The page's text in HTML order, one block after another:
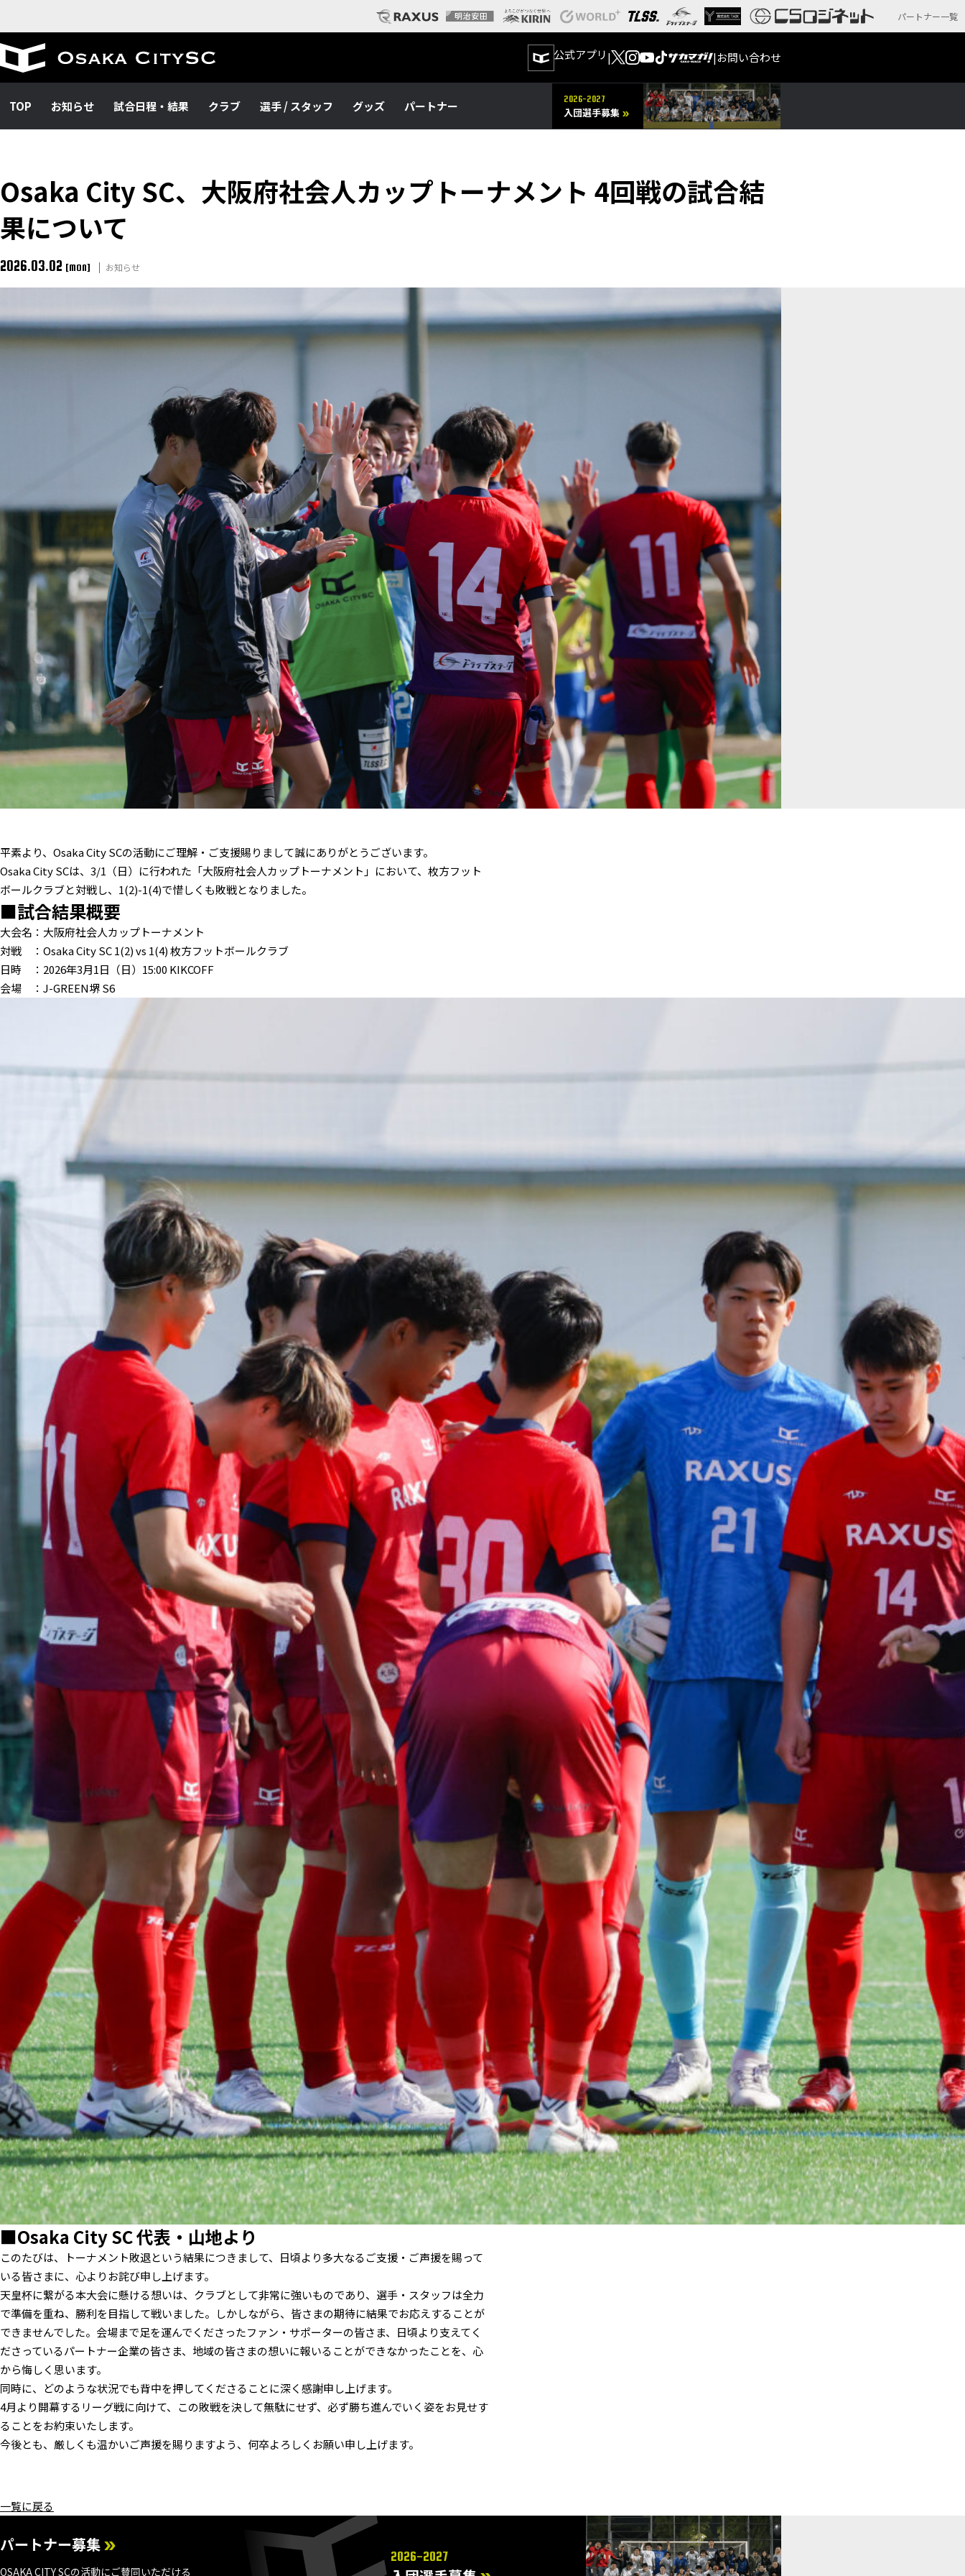
パートナー一覧
公式アプリ| |お問い合わせ
TOP お知らせ 試合日程・結果 クラブ 選手 / スタッフ グッズ パートナー 2026-2027
入団選手募集
Osaka City SC、大阪府社会人カップトーナメント 4回戦の試合結
果について
2026.03.02 [MON] お知らせ
平素より、Osaka City SCの活動にご理解・ご支援賜りまして誠にありがとうございます。
Osaka City SCは、3/1（日）に行われた「大阪府社会人カップトーナメント」において、枚方フット
ボールクラブと対戦し、1(2)-1(4)で惜しくも敗戦となりました。
■試合結果概要
大会名：大阪府社会人カップトーナメント
対戦 ：Osaka City SC 1(2) vs 1(4) 枚方フットボールクラブ
日時 ：2026年3月1日（日）15:00 KIKCOFF
会場 ：J-GREEN堺 S6
■Osaka City SC 代表・山地より
このたびは、トーナメント敗退という結果につきまして、日頃より多大なるご支援・ご声援を賜って
いる皆さまに、心よりお詫び申し上げます。
天皇杯に繋がる本大会に懸ける想いは、クラブとして非常に強いものであり、選手・スタッフは全力
で準備を重ね、勝利を目指して戦いました。しかしながら、皆さまの期待に結果でお応えすることが
できませんでした。会場まで足を運んでくださったファン・サポーターの皆さま、日頃より支えてく
ださっているパートナー企業の皆さま、地域の皆さまの想いに報いることができなかったことを、心
から悔しく思います。
同時に、どのような状況でも背中を押してくださることに深く感謝申し上げます。
4月より開幕するリーグ戦に向けて、この敗戦を決して無駄にせず、必ず勝ち進んでいく姿をお見せす
ることをお約束いたします。
今後とも、厳しくも温かいご声援を賜りますよう、何卒よろしくお願い申し上げます。
一覧に戻る
パートナー募集
OSAKA CITY SCの活動にご賛同いただける
2026-2027